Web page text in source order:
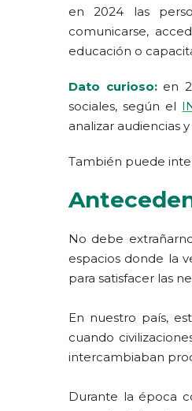
en 2024 las
comunicarse,
educación o
Dato curioso:en
sociales, según el
analizar audiencias
También puede
No debe
espacios donde la
para satisfacer las
En nuestro país,
cuando
intercambiaban
Durante la época